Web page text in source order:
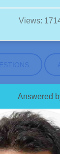
Views:
Answered